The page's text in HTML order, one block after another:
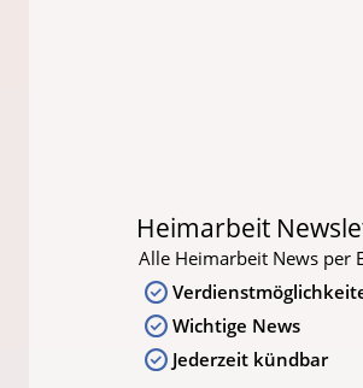
Heimarbeit
Alle Heimarbeit News per
Wichtige News
Jederzeit kündbar